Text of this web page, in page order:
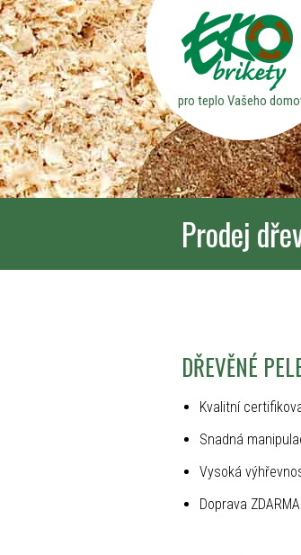
pro teplo Vašeho
Prodej
DŘEVĚNÉ
Kvalitní
Snadná
Vysoká
Doprava